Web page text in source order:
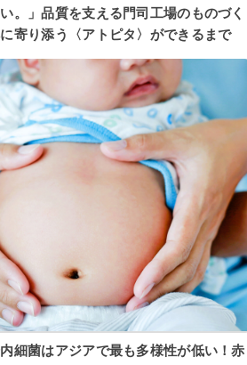
。」品質を支える門司工場のものづく
寄り添う〈アトピタ〉ができるまで
細菌はアジアで最も多様性が低い！赤